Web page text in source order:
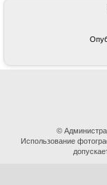
©
Использование